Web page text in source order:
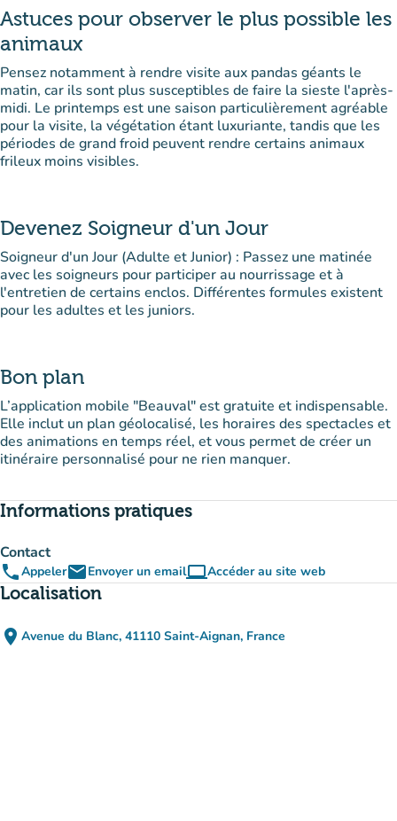
Astuces pour observer le plus possible les
animaux
Pensez notamment à rendre visite aux pandas géants le
matin, car ils sont plus susceptibles de faire la sieste l'après-
midi. Le printemps est une saison particulièrement agréable
pour la visite, la végétation étant luxuriante, tandis que les
périodes de grand froid peuvent rendre certains animaux
frileux moins visibles.
Devenez Soigneur d'un Jour
Soigneur d'un Jour (Adulte et Junior) : Passez une matinée
avec les soigneurs pour participer au nourrissage et à
l'entretien de certains enclos. Différentes formules existent
pour les adultes et les juniors.
Bon plan
L’application mobile "Beauval" est gratuite et indispensable.
Elle inclut un plan géolocalisé, les horaires des spectacles et
des animations en temps réel, et vous permet de créer un
itinéraire personnalisé pour ne rien manquer.
Informations pratiques
Contact
phoneAppeleremailEnvoyer un emailcomputerAccéder au site web
(nouvel onglet)
Localisation
place Avenue du Blanc, 41110 Saint-Aignan, France
(ouvrir dans Google Maps)
(nouvel onglet)